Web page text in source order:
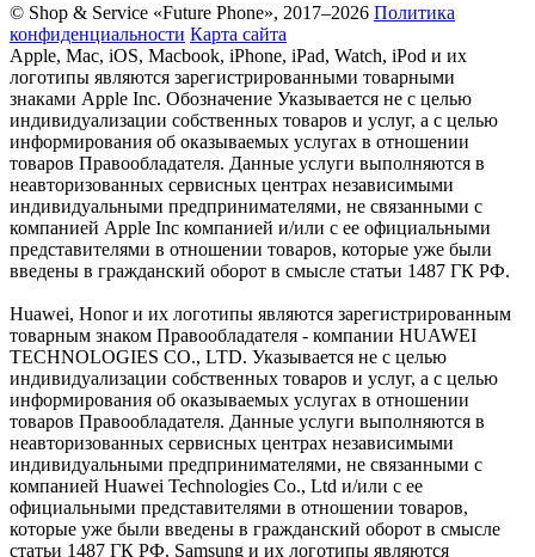
© Shop & Service «Future Phone», 2017–2026 Политика
конфиденциальности Карта сайта
Apple, Mac, iOS, Macbook, iPhone, iPad, Watch, iPod и их
логотипы являются зарегистрированными товарными
знаками Apple Inc. Обозначение Указывается не с целью
индивидуализации собственных товаров и услуг, а с целью
информирования об оказываемых услугах в отношении
товаров Правообладателя. Данные услуги выполняются в
неавторизованных сервисных центрах независимыми
индивидуальными предпринимателями, не связанными с
компанией Apple Inc компанией и/или с ее официальными
представителями в отношении товаров, которые уже были
введены в гражданский оборот в смысле статьи 1487 ГК РФ.
Huawei, Honor и их логотипы являются зарегистрированным
товарным знаком Правообладателя - компании HUAWEI
TECHNOLOGIES CO., LTD. Указывается не с целью
индивидуализации собственных товаров и услуг, а с целью
информирования об оказываемых услугах в отношении
товаров Правообладателя. Данные услуги выполняются в
неавторизованных сервисных центрах независимыми
индивидуальными предпринимателями, не связанными с
компанией Huawei Technologies Co., Ltd и/или с ее
официальными представителями в отношении товаров,
которые уже были введены в гражданский оборот в смысле
статьи 1487 ГК РФ. Samsung и их логотипы являются